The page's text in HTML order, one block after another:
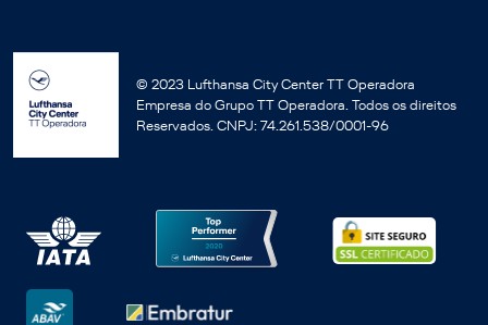
© 2023 Lufthansa City Center TT Operadora
Empresa do Grupo TT Operadora. Todos os direitos
Reservados. CNPJ: 74.261.538/0001-96